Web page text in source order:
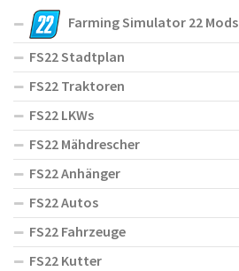
Farming Simulator 22 Mods
FS22 Stadtplan
FS22 Traktoren
FS22 LKWs
FS22 Mähdrescher
FS22 Anhänger
FS22 Autos
FS22 Fahrzeuge
FS22 Kutter